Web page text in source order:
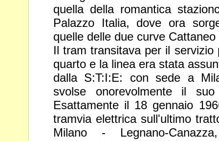
quella della romantica
Palazzo Italia, dove ora
quelle delle due curve
Il tram transitava per il servizio
quarto e la linea era stata
dalla S:T:I:E: con sede a
svolse onorevolmente il
Esattamente il 18 gennaio
tramvia elettrica sull'ultimo
Milano - Legnano-